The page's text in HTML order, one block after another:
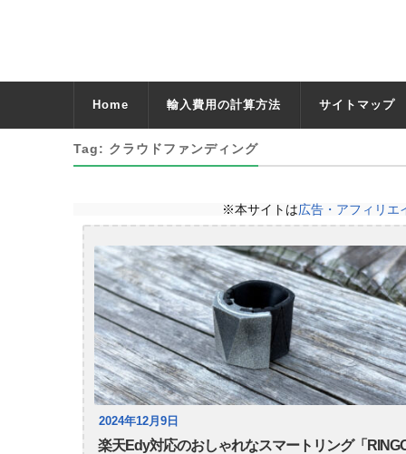
Home 輸入費用の計算方法 サイトマップ
Tag: クラウドファンディング
※本サイトは広告・アフィリエ
2024年12月9日
楽天Edy対応のおしゃれなスマートリング「